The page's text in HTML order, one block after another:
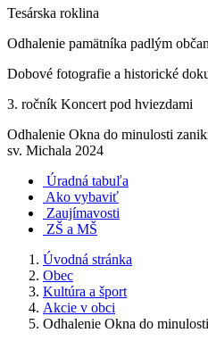
Tesárska roklina
Odhalenie pamätníka padlým
Dobové fotografie a historické
3. ročník Koncert pod hviezdami
Odhalenie Okna do minulosti
sv. Michala 2024
Úradná tabuľa
Ako vybaviť
Zaujímavosti
ZŠ a MŠ
Úvodná stránka
Obec
Kultúra a šport
Akcie v obci
Odhalenie Okna do